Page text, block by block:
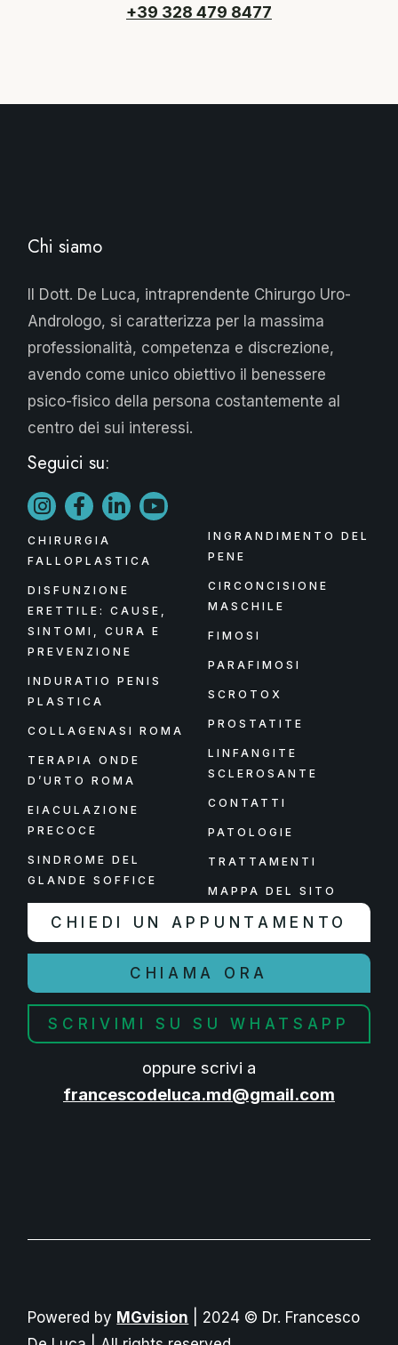
+39 328 479 8477
Chi siamo
Il Dott. De Luca, intraprendente Chirurgo Uro-
Andrologo, si caratterizza per la massima
professionalità, competenza e discrezione,
avendo come unico obiettivo il benessere
psico-fisico della persona costantemente al
centro dei sui interessi.
Seguici su:
CHIRURGIA
FALLOPLASTICA
DISFUNZIONE
ERETTILE: CAUSE,
SINTOMI, CURA E
PREVENZIONE
INDURATIO PENIS
PLASTICA
COLLAGENASI ROMA
TERAPIA ONDE
D’URTO ROMA
EIACULAZIONE
PRECOCE
SINDROME DEL
GLANDE SOFFICE
INGRANDIMENTO DEL
PENE
CIRCONCISIONE
MASCHILE
FIMOSI
PARAFIMOSI
SCROTOX
PROSTATITE
LINFANGITE
SCLEROSANTE
CONTATTI
PATOLOGIE
TRATTAMENTI
MAPPA DEL SITO
CHIEDI UN APPUNTAMENTO
CHIAMA ORA
SCRIVIMI SU SU WHATSAPP
oppure scrivi a
francescodeluca.md@gmail.com
Powered by MGvision | 2024 © Dr. Francesco